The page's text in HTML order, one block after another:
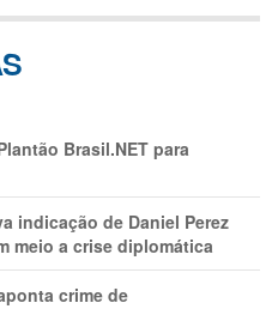
Brasil.NET para
indicação de Daniel Perez
meio a crise diplomática
crime de